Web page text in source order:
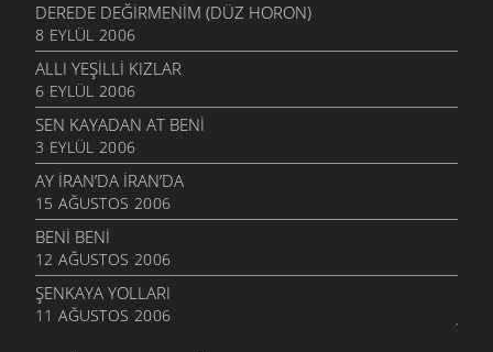
DEREDE DEĞIRMENIM (DÜZ HORON)
8 EYLÜL 2006
ALLI YEŞILLI KIZLAR
6 EYLÜL 2006
SEN KAYADAN AT BENI
3 EYLÜL 2006
AY IRAN’DA İRAN’DA
15 AĞUSTOS 2006
BENI BENI
12 AĞUSTOS 2006
ŞENKAYA YOLLARI
11 AĞUSTOS 2006